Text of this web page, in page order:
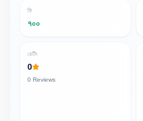
ফি
৭০০
রেটিং
0
0 Reviews